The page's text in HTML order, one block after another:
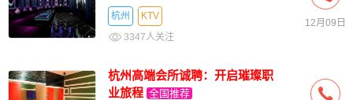
挑战 全国推荐
杭州
KTV
3347人关注
12月09日
杭州高端会所诚聘：开启璀璨职
业旅程 全国推荐